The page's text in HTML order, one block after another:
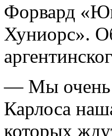
Форвард
Хуниорс».
— Мы очень
Карлоса
которых